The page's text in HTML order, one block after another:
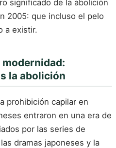
significado de la abolición
2005: que incluso el pelo
a existir.
modernidad:
la abolición
prohibición capilar en
entraron en una era de
por las series de
dramas japoneses y la